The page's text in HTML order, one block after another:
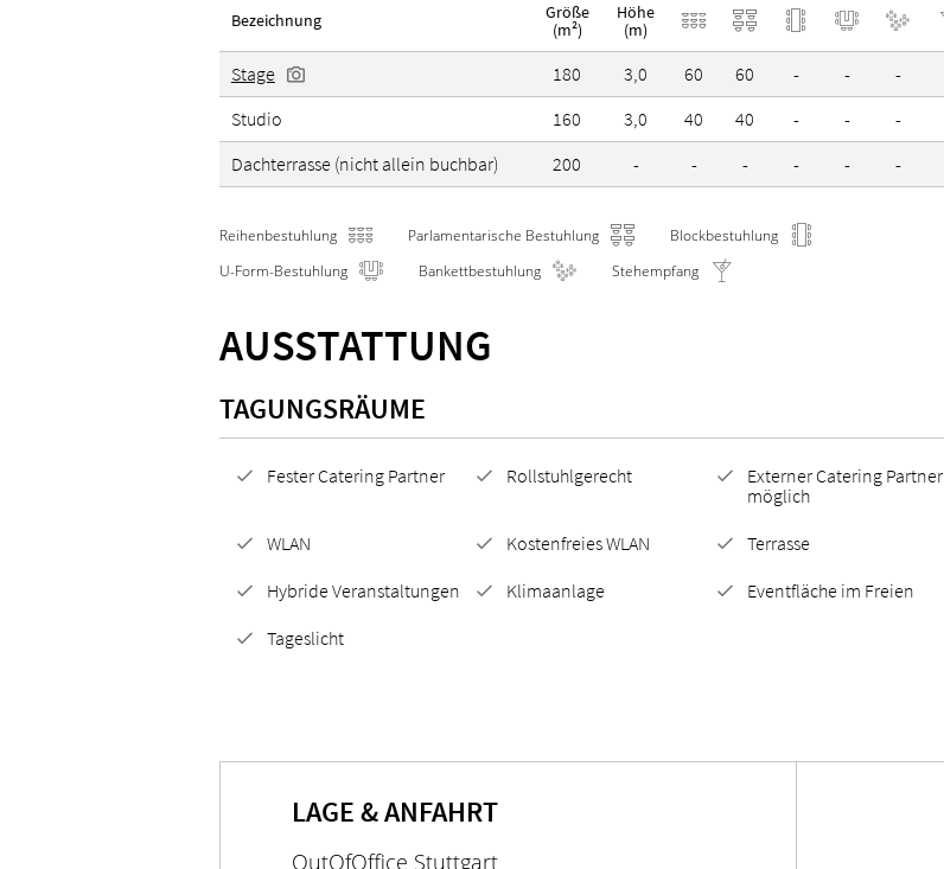
Bezeichnung
Größe
(m²)
Höhe
(m)
Stage 180 3,0 60 60 - - -
Studio
160 3,0 40 40 - - -
Dachterrasse (nicht allein buchbar)
200 - - - - - -
Reihenbestuhlung Parlamentarische Bestuhlung
Blockbestuhlung
U-Form-Bestuhlung
Bankettbestuhlung Stehempfang
AUSSTATTUNG
TAGUNGSRÄUME
Fester Catering Partner Rollstuhlgerecht
Externer Catering Partner
möglich
WLAN
Kostenfreies WLAN
Terrasse
Hybride Veranstaltungen
Klimaanlage
Eventfläche im Freien
Tageslicht
LAGE & ANFAHRT
OutOfOffice Stuttgart